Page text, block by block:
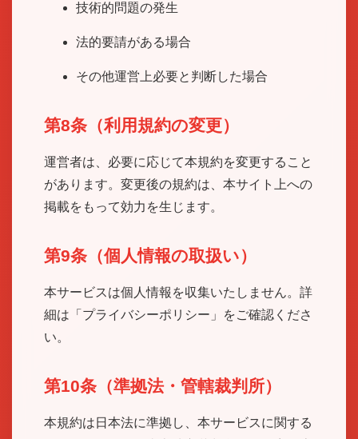
技術的問題の発生
法的要請がある場合
その他運営上必要と判断した場合
第8条（利用規約の変更）
運営者は、必要に応じて本規約を変更すること
があります。変更後の規約は、本サイト上への
掲載をもって効力を生じます。
第9条（個人情報の取扱い）
本サービスは個人情報を収集いたしません。詳
細は「プライバシーポリシー」をご確認くださ
い。
第10条（準拠法・管轄裁判所）
本規約は日本法に準拠し、本サービスに関する